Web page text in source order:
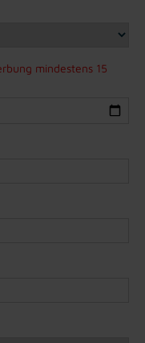
mindestens 15